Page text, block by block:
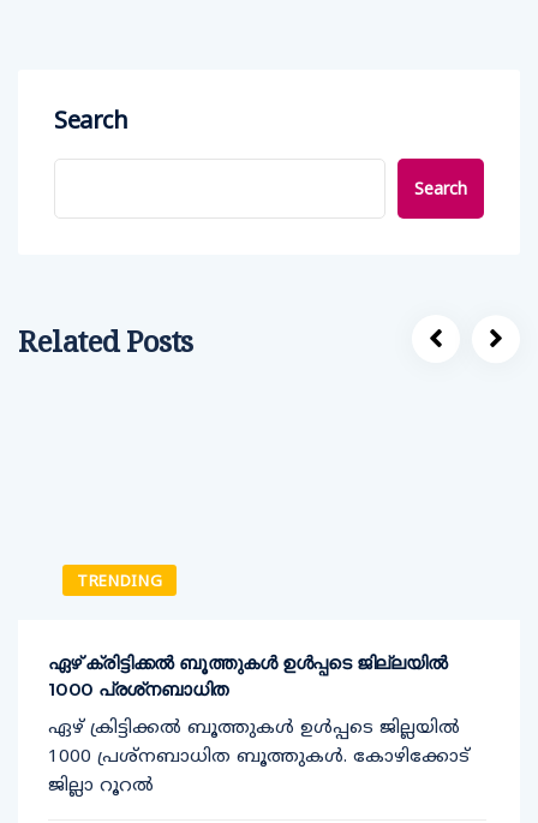
Search
Search
Related Posts
TRENDING
ഏഴ് ക്രിട്ടിക്കല്‍ ബൂത്തുകള്‍ ഉള്‍പ്പടെ ജില്ലയില്‍
1000 പ്രശ്‌നബാധിത
ഏഴ് ക്രിട്ടിക്കല്‍ ബൂത്തുകള്‍ ഉള്‍പ്പടെ ജില്ലയില്‍
1000 പ്രശ്‌നബാധിത ബൂത്തുകള്‍. കോഴിക്കോട്
ജില്ലാ റൂറല്‍